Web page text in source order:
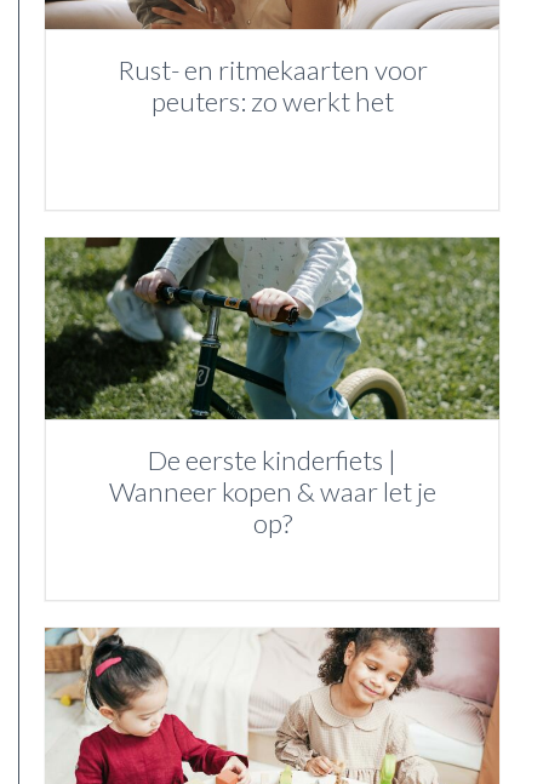
Rust- en ritmekaarten voor
peuters: zo werkt het
De eerste kinderfiets |
Wanneer kopen & waar let je
op?